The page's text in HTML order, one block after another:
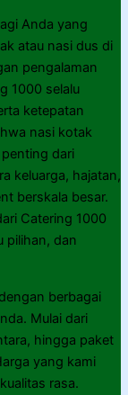
Anda yang
atau nasi dus di
pengalaman
1000 selalu
ketepatan
nasi kotak
dari
keluarga, hajatan,
berskala besar.
Catering 1000
pilihan, dan
berbagai
Mulai dari
hingga paket
yang kami
rasa.